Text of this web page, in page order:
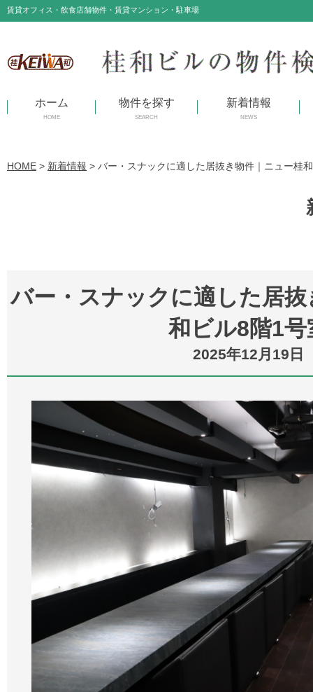
賃貸オフィス・飲食店舗物件・賃貸マンション・駐車場
ホーム
HOME
物件を探す
SEARCH
新着情報
NEWS
HOME > 新着情報 > バー・スナックに適した居抜き物件｜ニュー桂
バー・スナックに適した居
和ビル8階1号
2025年12月19日